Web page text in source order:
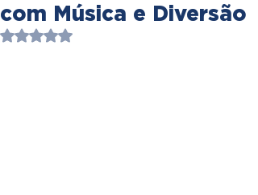
com Música e Diversão
Avaliado com NaN de 5 estrelas.